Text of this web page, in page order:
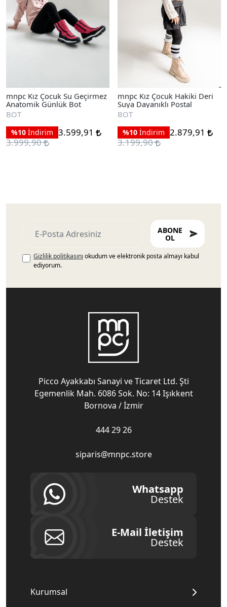
mnpc Kız Çocuk Su Geçirmez
Anatomik Günlük Bot
BOT
%10 İndirim 3.599,91
3.999,90
mnpc Kız Çocuk Hakiki Deri
Suya Dayanıklı Postal
BOT
%10 İndirim 2.879,91
3.199,90
ABONE
OL
Gizlilik politikasını okudum ve elektronik posta almayı kabul
ediyorum.
Picco Ayakkabı Sanayi ve Ticaret Ltd. Şti
Egemenlik Mah. 6086 Sok. No: 14 Işıkkent
Bornova / İzmir
444 29 26
siparis@mnpc.store
Whatsapp
Destek
E-Mail İletişim
Destek
Kurumsal